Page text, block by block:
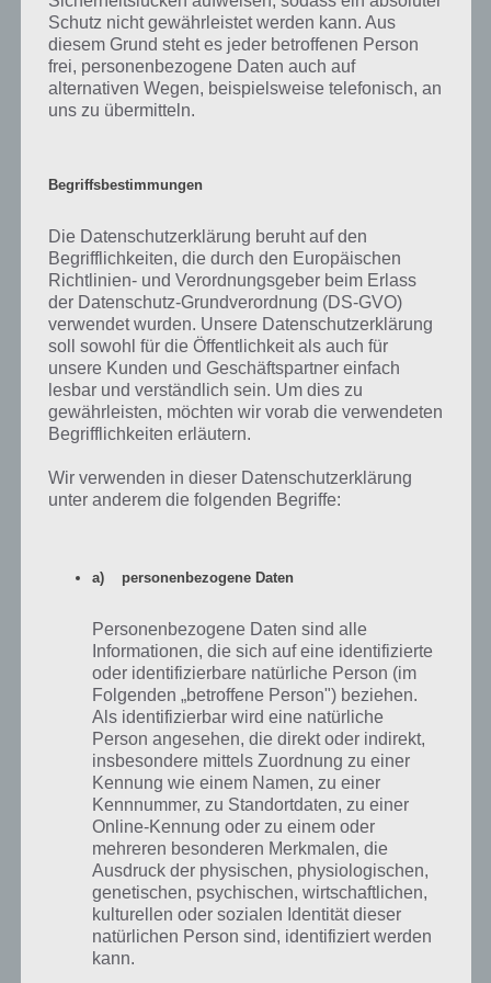
Trailer Video zu Rayman Classic
Damit du einen Einblick in Rayman Classic bekommst, haben wir hier
noch das offizielle Trailer Video zum Spiel. Darin siehst du bereits
Der Klassiker aus dem Jahr 1995 ist zurück: Mit Rayman Classic
Tablet durchspielen. Angepasst an mobile Geräte ist die Steuerung
mittels der Displaytasten schwierig, jedoch nicht unmöglich. Die
Werbung, die zu bestimmten Punkten aktiviert wird, kann mittels In-
App-Kauf deaktiviert werden.
Das Spiel selber ist eine Umsetzung des Originals und entsprechend
sind die Welten von damals identisch. Befreie die Electoons, nutze
die Fähigkeiten von Rayman wie den Flug oder seine Faust und
meistere die level uind Bosse. Rayman Classic ist für Android, iPhone
und iPad erhältlich.
Rayman Classic für Android im Google Play
Schutz nicht gewährleistet werden kann. Aus
diesem Grund steht es jeder betroffenen Person
frei, personenbezogene Daten auch auf
alternativen Wegen, beispielsweise telefonisch, an
uns zu übermitteln.
Begriffsbestimmungen
Die Datenschutzerklärung beruht auf den
Begrifflichkeiten, die durch den Europäischen
Richtlinien- und Verordnungsgeber beim Erlass
der Datenschutz-Grundverordnung (DS-GVO)
verwendet wurden. Unsere Datenschutzerklärung
soll sowohl für die Öffentlichkeit als auch für
unsere Kunden und Geschäftspartner einfach
lesbar und verständlich sein. Um dies zu
gewährleisten, möchten wir vorab die verwendeten
Begrifflichkeiten erläutern.
Wir verwenden in dieser Datenschutzerklärung
unter anderem die folgenden Begriffe:
a) personenbezogene Daten
Personenbezogene Daten sind alle
Informationen, die sich auf eine identifizierte
oder identifizierbare natürliche Person (im
Folgenden „betroffene Person") beziehen.
Als identifizierbar wird eine natürliche
Person angesehen, die direkt oder indirekt,
insbesondere mittels Zuordnung zu einer
Kennung wie einem Namen, zu einer
Kennnummer, zu Standortdaten, zu einer
Online-Kennung oder zu einem oder
mehreren besonderen Merkmalen, die
Ausdruck der physischen, physiologischen,
genetischen, psychischen, wirtschaftlichen,
kulturellen oder sozialen Identität dieser
natürlichen Person sind, identifiziert werden
kann.